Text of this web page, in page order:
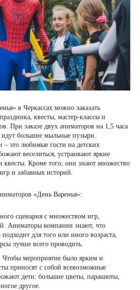
в Черкассах можно заказать
квесты, мастер-классы и
При заказе двух аниматоров на 1,5 часа
большие мыльные пузыри.
это любимые гости на детских
веселиться, устраивают яркие
квесты. Кроме того, они знают множество
и забавных историй.
«День Варенья»:
сценария с множеством игр,
Аниматоры компании знают, что
для того или иного возраста,
лучше всего проводить.
Чтобы мероприятие было ярким и
приносят с собой всевозможные
дети: большие цветы, парашюты,
другое.